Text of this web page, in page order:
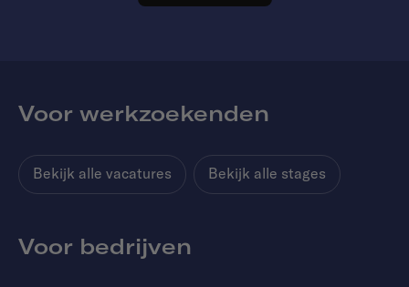
Voor werkzoekenden
Bekijk alle vacatures Bekijk alle stages
Voor bedrijven